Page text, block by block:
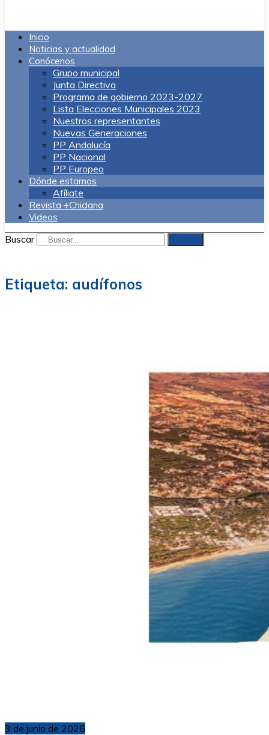
Inicio
Noticias y actualidad
Conócenos
Grupo municipal
Junta Directiva
Programa de gobierno 2023-2027
Lista Elecciones Municipales 2023
Nuestros representantes
Nuevas Generaciones
PP Andalucía
PP Nacional
PP Europeo
Dónde estamos
Afíliate
Revista +Chiclana
Videos
Buscar
Etiqueta: audífonos
3 de junio de 2026